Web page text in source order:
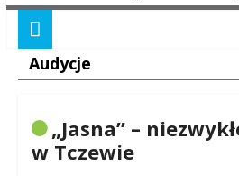
Audycje
„Jasna” –
w Tczewie